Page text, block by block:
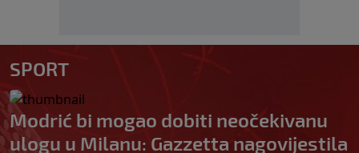
SPORT
Modrić bi mogao dobiti neočekivanu
ulogu u Milanu: Gazzetta nagovijestila